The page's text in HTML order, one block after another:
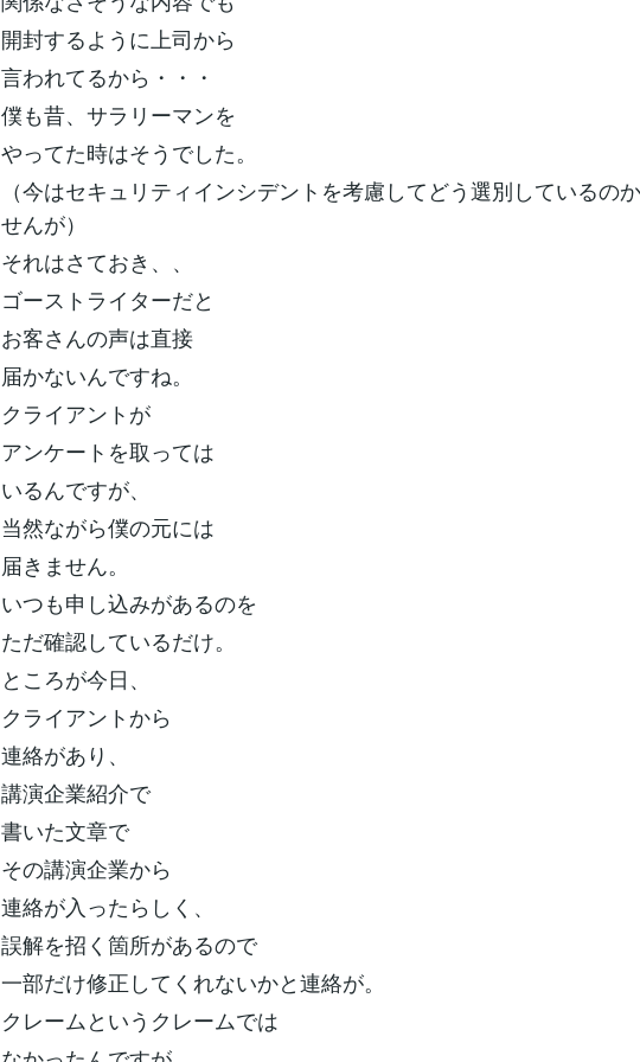
開封するように上司から
言われてるから・・・
僕も昔、サラリーマンを
やってた時はそうでした。
（今はセキュリティインシデントを考慮してどう選別しているの
せんが）
それはさておき、、
ゴーストライターだと
お客さんの声は直接
届かないんですね。
クライアントが
アンケートを取っては
いるんですが、
当然ながら僕の元には
届きません。
いつも申し込みがあるのを
ただ確認しているだけ。
ところが今日、
クライアントから
連絡があり、
講演企業紹介で
書いた文章で
その講演企業から
連絡が入ったらしく、
誤解を招く箇所があるので
一部だけ修正してくれないかと連絡が。
クレームというクレームでは